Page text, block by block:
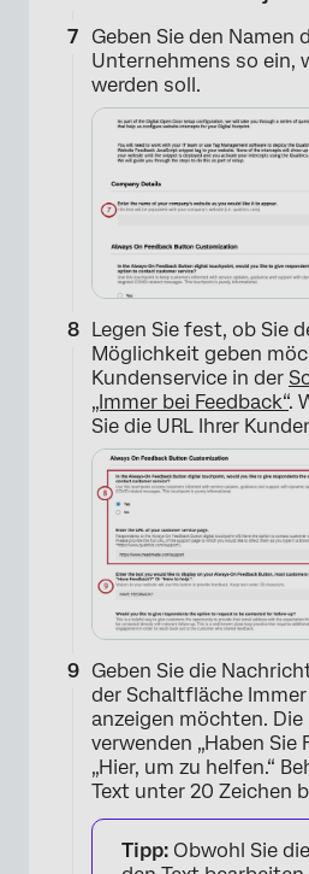
Geben Sie den Namen
Unternehmens so ein,
werden soll.
Legen Sie fest, ob Sie
Möglichkeit geben
Kundenservice in der
„Immer bei Feedback“.
Sie die URL Ihrer
Geben Sie die
der Schaltfläche
anzeigen möchten.
verwenden „Haben Sie
„Hier, um zu helfen.“
Text unter 20 Zeichen
Tipp: Obwohl Sie